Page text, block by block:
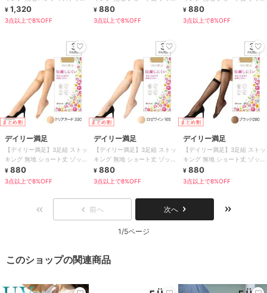
ング ゾッキ ノンラン設計 ネー
ム付き
¥ 1,320
3点以上で8%OFF
ノンラン設計 抗菌防臭 つま先
補強
¥ 880
3点以上で8%OFF
ノンラン設計 抗菌防臭 つま先
補強
¥ 880
3点以上で8%OFF
まとめ割
デイリー満足
【デイリー満足】3足組 ストッ
キング 無地 ショート丈 ゾッキ
ノンラン設計 抗菌防臭 つま先
補強
¥ 880
3点以上で8%OFF
まとめ割
デイリー満足
【デイリー満足】3足組 ストッ
キング 無地 ショート丈 ゾッキ
ノンラン設計 抗菌防臭 つま先
補強
¥ 880
3点以上で8%OFF
まとめ割
デイリー満足
【デイリー満足】3足組 ストッ
キング 無地 ショート丈 ゾッキ
ノンラン設計 抗菌防臭 つま先
補強
¥ 880
3点以上で8%OFF
前へ 次へ
1/5ページ
このショップの関連商品